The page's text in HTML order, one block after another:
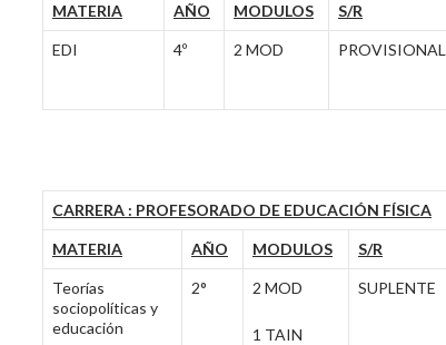
MATERIA AÑO MODULOS S/R
EDI 4º 2 MOD PROVISIONAL
CARRERA : PROFESORADO DE EDUCACIÓN FÍSICA
MATERIA AÑO MODULOS S/R
Teorías
sociopolíticas y
educación
2° 2 MOD
1 TAIN
SUPLENTE